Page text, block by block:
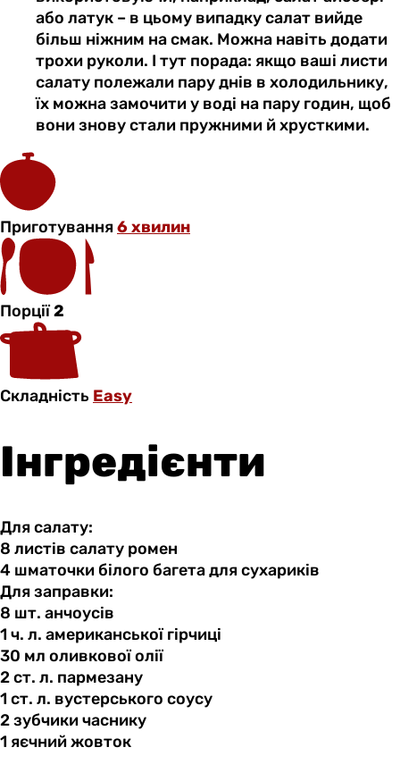
або латук – в цьому випадку салат вийде
більш ніжним на смак. Можна навіть додати
трохи руколи. І тут порада: якщо ваші листи
салату полежали пару днів в холодильнику,
їх можна замочити у воді на пару годин, щоб
вони знову стали пружними й хрусткими.
Приготування6 хвилин
Порції2
Складність Easy
Інгредієнти
Для салату:
8 листів салату ромен
4 шматочки білого багета для сухариків
Для заправки:
8 шт. анчоусів
1 ч. л. американської гірчиці
30 мл оливковоїолії
2 ст. л. пармезану
1 ст. л. вустерського соусу
2 зубчикичаснику
1 яєчнийжовток